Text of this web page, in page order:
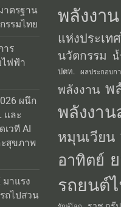
าตรฐาน
รรมไทย
าร
ไฟฟ้า
ผนึก
และ
เวที AI
สุขภาพ
มาแรง
ถไปสวน
พลังงาน
แห่งประเท
นวัตกรรม น้
ปตท. ผลประกอบก
พลังงาน พ
พลังงา
หมุนเวียน
อาทิตย์
รถยนต์